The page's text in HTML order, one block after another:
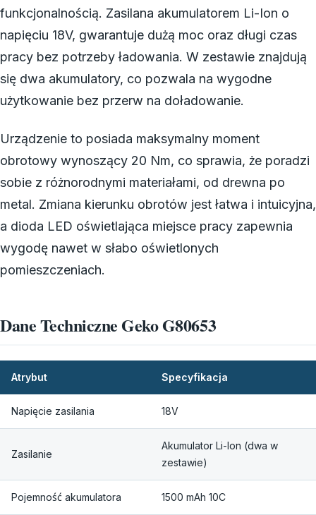
funkcjonalnością. Zasilana akumulatorem Li-Ion o
napięciu 18V, gwarantuje dużą moc oraz długi czas
pracy bez potrzeby ładowania. W zestawie znajdują
się dwa akumulatory, co pozwala na wygodne
użytkowanie bez przerw na doładowanie.
Urządzenie to posiada maksymalny moment
obrotowy wynoszący 20 Nm, co sprawia, że poradzi
sobie z różnorodnymi materiałami, od drewna po
metal. Zmiana kierunku obrotów jest łatwa i intuicyjna,
a dioda LED oświetlająca miejsce pracy zapewnia
wygodę nawet w słabo oświetlonych
pomieszczeniach.
Dane Techniczne Geko G80653
Atrybut Specyfikacja
Napięcie zasilania 18V
Zasilanie
Akumulator Li-Ion (dwa w
zestawie)
Pojemność akumulatora 1500 mAh 10C